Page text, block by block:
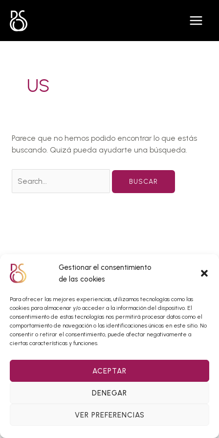
Gestionar el consentimiento
de las cookies
Para ofrecer las mejores experiencias, utilizamos tecnologías como las
cookies para almacenar y/o acceder a la información del dispositivo. El
consentimiento de estas tecnologías nos permitirá procesar datos como el
comportamiento de navegación o las identificaciones únicas en este sitio. No
consentir o retirar el consentimiento, puede afectar negativamente a
ciertas características y funciones.
ACEPTAR
DENEGAR
VER PREFERENCIAS
contenido
US
Parece que no hemos podido encontrar lo que estás
buscando. Quizá pueda ayudarte una búsqueda.
por: